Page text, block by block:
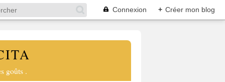
Connexion + Créer mon blog
goûts .